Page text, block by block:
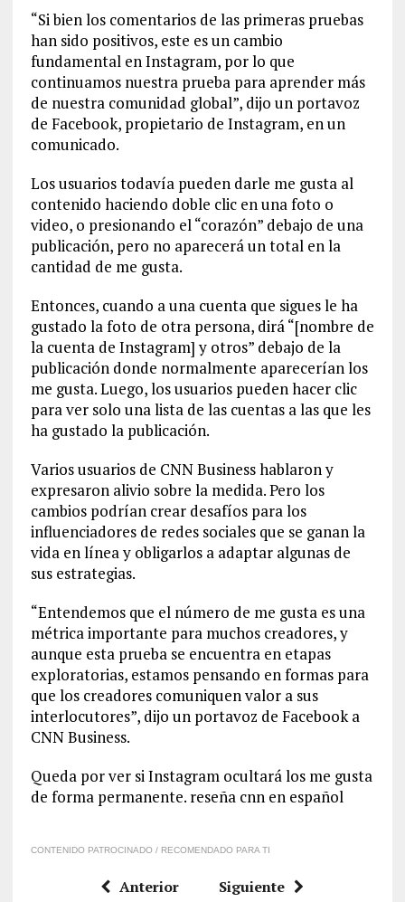
“Si bien los comentarios de las primeras pruebas
han sido positivos, este es un cambio
fundamental en Instagram, por lo que
continuamos nuestra prueba para aprender más
de nuestra comunidad global”, dijo un portavoz
de Facebook, propietario de Instagram, en un
comunicado.
Los usuarios todavía pueden darle me gusta al
contenido haciendo doble clic en una foto o
video, o presionando el “corazón” debajo de una
publicación, pero no aparecerá un total en la
cantidad de me gusta.
Entonces, cuando a una cuenta que sigues le ha
gustado la foto de otra persona, dirá “[nombre de
la cuenta de Instagram] y otros” debajo de la
publicación donde normalmente aparecerían los
me gusta. Luego, los usuarios pueden hacer clic
para ver solo una lista de las cuentas a las que les
ha gustado la publicación.
Varios usuarios de CNN Business hablaron y
expresaron alivio sobre la medida. Pero los
cambios podrían crear desafíos para los
influenciadores de redes sociales que se ganan la
vida en línea y obligarlos a adaptar algunas de
sus estrategias.
“Entendemos que el número de me gusta es una
métrica importante para muchos creadores, y
aunque esta prueba se encuentra en etapas
exploratorias, estamos pensando en formas para
que los creadores comuniquen valor a sus
interlocutores”, dijo un portavoz de Facebook a
CNN Business.
Queda por ver si Instagram ocultará los me gusta
de forma permanente. reseña cnn en español
CONTENIDO PATROCINADO / RECOMENDADO PARA TI
Anterior Siguiente